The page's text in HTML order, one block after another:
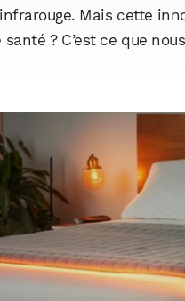
Mais cette
? C’est ce que